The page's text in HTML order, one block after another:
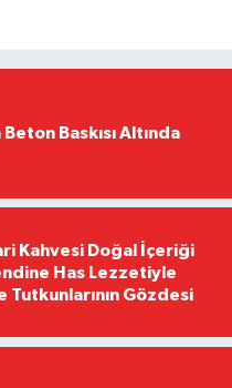
Beton Baskısı Altında
Kahvesi Doğal İçeriği
Has Lezzetiyle
Tutkunlarının Gözdesi